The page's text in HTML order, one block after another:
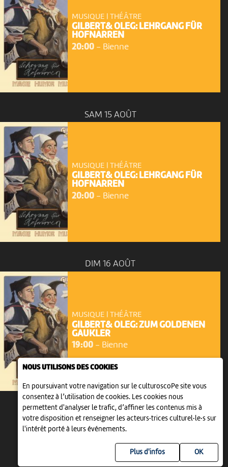
NOUS UTILISONS DES COOKIES
En poursuivant votre navigation sur le culturoscoPe site vous
consentez à l’utilisation de cookies. Les cookies nous
permettent d'analyser le trafic, d’affiner les contenus mis à
votre disposition et renseigner les acteurs·trices culturel·le·s sur
l'intérêt porté à leurs événements.
Plus d'infos
MUSIQUE | THÉÂTRE
GILBERT& OLEG: LEHRGANG FÜR
HOFNARREN
20:00- Bienne
SAM 15 AOÛT
MUSIQUE | THÉÂTRE
GILBERT& OLEG: LEHRGANG FÜR
HOFNARREN
20:00- Bienne
DIM 16 AOÛT
MUSIQUE | THÉÂTRE
GILBERT& OLEG: ZUM GOLDENEN
GAUKLER
19:00- Bienne